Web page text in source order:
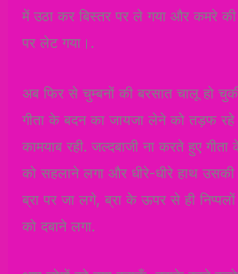
में उठा कर बिस्तर पर ले गया और कमरे
पर लेट गया।.
अब फिर से चुम्बनों की बरसात चालू हो
गीता के बदन का जायजा लेने को तड़फ
कामयाब रही. जल्दबाजी ना करते हुए
को सहलाने लगा और धीरे-धीरे हाथ उसकी
ब्रा पर जा लगे, ब्रा के ऊपर से ही
को दबाने लगा.